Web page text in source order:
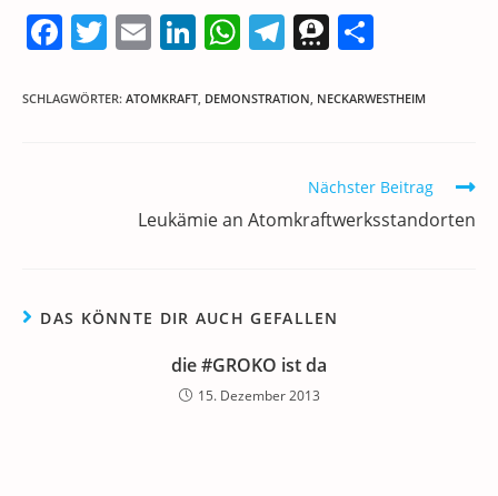
F
c
T
itt
E
ai
Li
k
n
W
at
p
T
e
m
T
re
m
a
le
SCHLAGWÖRTER: ATOMKRAFT, DEMONSTRATION, NECKARWESTHEIM
Nächster Beitrag
Leukämie an Atomkraftwerksstandorten
DAS KÖNNTE DIR AUCH GEFALLEN
die #GROKO ist da
15. Dezember 2013